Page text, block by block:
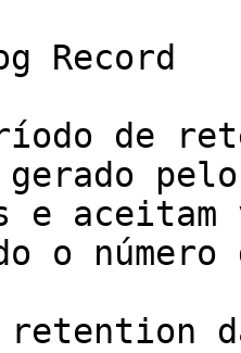
Record
de
pelo
e
o